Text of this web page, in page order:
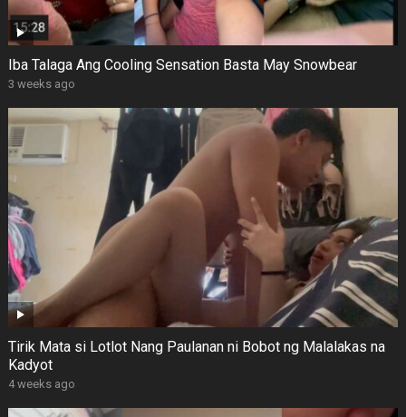
Iba Talaga Ang Cooling Sensation Basta May Snowbear
3 weeks ago
Tirik Mata si Lotlot Nang Paulanan ni Bobot ng Malalakas na
Kadyot
4 weeks ago